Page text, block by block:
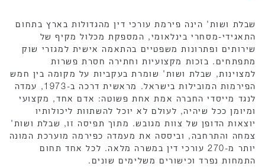
שבלת ושות' הינה פירמת עורכי דין מהגדולות בארץ בתחום
התאגידי-מסחרי בינלאומי, המספקת מכלול מקיף של
שירותים ופתרונות משפטיים בהתאמה אישית למגזרי שוק
מתפתחים. בזכות מקצועיות וחתירה חסרת פשרות
למצוינות, שבלת ושות' שומרת בעקביות על מקומה בין חמש
הפירמות המובילות בישראל. מראשית דרכה ב-1973, עמדה
לנגד מייסדי החברה אמת אחת פשוטה: אדם אחד, מקצועי
ומיומן ככל שיהיה, לעולם לא יוכל להשתוות ליכולותיו
יוצאות הדופן של צוות מגובש. מתוך תפיסה זו, שבלת ושות'
צמחה והתרחבה, וביססה את מעמדה כפירמה מוערכת המונה
יותר מ-270 עורכי דין במשרה מלאה. לכל אחד תחום
התמחות נפרד וכישורים משלימים שונים.